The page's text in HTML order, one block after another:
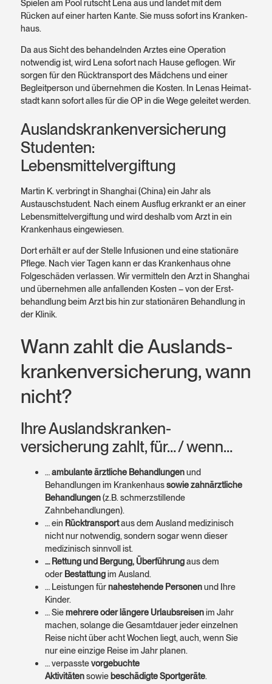
Spielen am Pool rutscht Lena aus und landet mit dem
Rücken auf einer harten Kante. Sie muss sofort ins Kranken­
haus.
Da aus Sicht des be­handelnden Arztes eine Operation
notwendig ist, wird Lena sofort nach Hause geflogen. Wir
sorgen für den Rück­transport des Mädchens und einer
Begleit­person und übernehmen die Kosten. In Lenas Heimat­
stadt kann sofort alles für die OP in die Wege geleitet werden.
Auslandskrankenversicherung
Studenten:
Lebensmittelvergiftung
Martin K. verbringt in Shanghai (China) ein Jahr als
Austausch­student. Nach einem Ausflug erkrankt er an einer
Lebens­mittel­vergiftung und wird deshalb vom Arzt in ein
Kranken­haus eingewiesen.
Dort erhält er auf der Stelle Infusionen und eine stationäre
Pflege. Nach vier Tagen kann er das Kranken­haus ohne
Folge­schäden verlassen. Wir vermitteln den Arzt in Shanghai
und übernehmen alle anfallenden Kosten – von der Erst­
behandlung beim Arzt bis hin zur stationären Behandlung in
der Klinik.
Wann zahlt die Auslands­
kranken­versicherung, wann
nicht?
Ihre Auslands­kranken­
versicherung zahlt, für… / wenn…
…ambulante ärztliche Behandlungenund
Behandlungen im Krankenhaussowie zahnärztliche
Behandlungen(z.B. schmerzstillende
Zahnbehandlungen).
… ein Rücktransportaus dem Ausland medizinisch
nicht nur notwendig, sondern sogar wenn dieser
medizinisch sinnvoll ist.
… Rettung und Bergung, Überführungaus dem
oder Bestattungim Ausland.
… Leistungen fürnahestehende Personenund Ihre
Kinder.
… Siemehrere oder längere Urlaubsreisenim Jahr
machen, solange die Gesamtdauer jeder einzelnen
Reise nicht über acht Wochen liegt, auch, wenn Sie
nur eine einzige Reise im Jahr planen.
… verpasstevorgebuchte
Aktivitätensowie beschädigte Sport­geräte.